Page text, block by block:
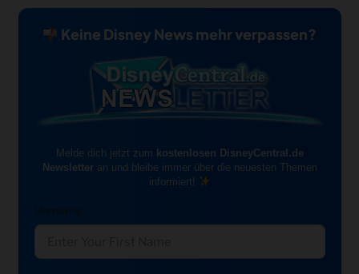
Keine Disney News mehr verpassen?
Melde dich jetzt zum kostenlosen DisneyCentral.de
Newsletteran und bleibe immer über die neuesten Themen
informiert!
Vorname